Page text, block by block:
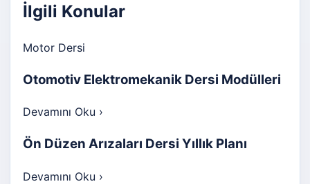
İlgili Konular
Motor Dersi
Otomotiv Elektromekanik Dersi Modülleri
Devamını Oku ›
Ön Düzen Arızaları Dersi Yıllık Planı
Devamını Oku ›